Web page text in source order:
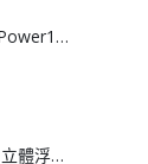
i
a
[H608054]Superv Power15 10000mAh 便攜式移動電源
[C608052]Snoopy 立體浮雕陶瓷餐碗4件套裝